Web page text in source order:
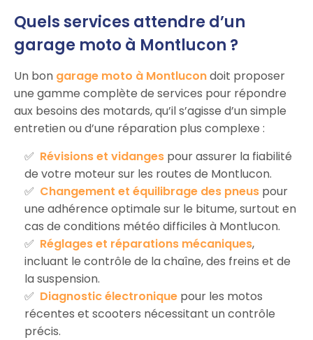
Quels services attendre d’un
garage moto à Montlucon ?
Un bon garage moto à Montlucondoit proposer
une gamme complète de services pour répondre
aux besoins des motards, qu’il s’agisse d’un simple
entretien ou d’une réparation plus complexe :
Révisions et vidanges pour assurer la fiabilité
de votre moteur sur les routes de Montlucon.
Changement et équilibrage des pneus pour
une adhérence optimale sur le bitume, surtout en
cas de conditions météo difficiles à Montlucon.
Réglages et réparations mécaniques,
incluant le contrôle de la chaîne, des freins et de
la suspension.
Diagnostic électronique pour les motos
récentes et scooters nécessitant un contrôle
précis.